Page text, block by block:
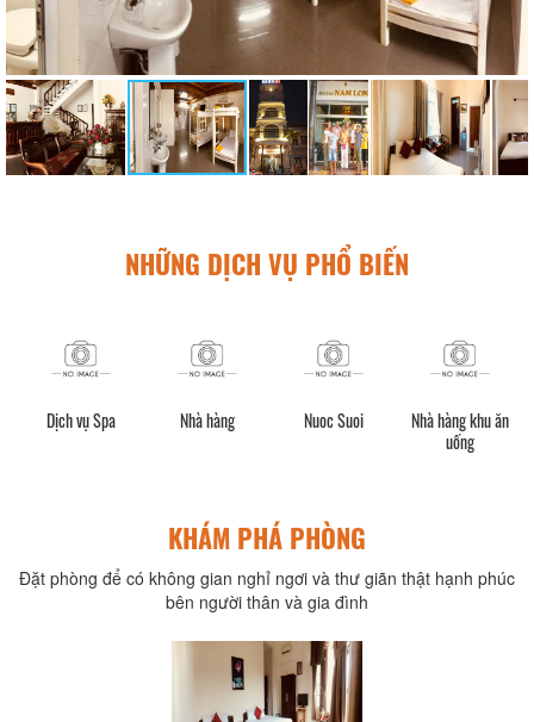
NHỮNG DỊCH VỤ PHỔ BIẾN
Dịch vụ Spa Nhà hàng Nuoc Suoi
Nhà hàng khu ăn
uống
KHÁM PHÁ PHÒNG
Đặt phòng để có không gian nghỉ ngơi và thư giãn thật hạnh phúc
bên người thân và gia đình